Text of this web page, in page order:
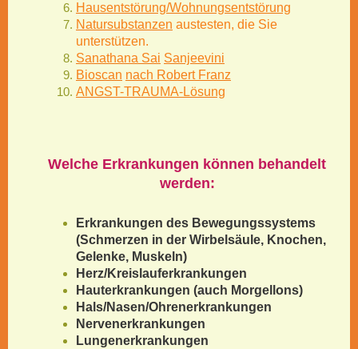
Hausentstörung/Wohnungsentstörung
Natursubstanzen austesten, die Sie
unterstützen.
Sanathana Sai Sanjeevini
Bioscan nach Robert Franz
ANGST-TRAUMA-Lösung
Welche Erkrankungen können behandelt
werden:
Erkrankungen des Bewegungssystems
(Schmerzen in der Wirbelsäule, Knochen,
Gelenke, Muskeln)
Herz/Kreislauferkrankungen
Hauterkrankungen (auch Morgellons)
Hals/Nasen/Ohrenerkrankungen
Nervenerkrankungen
Lungenerkrankungen